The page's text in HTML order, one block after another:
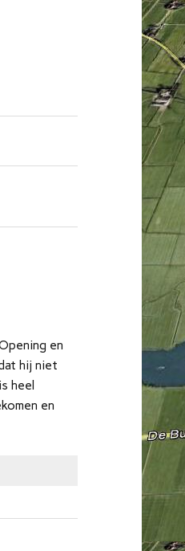
en
hij niet
heel
en